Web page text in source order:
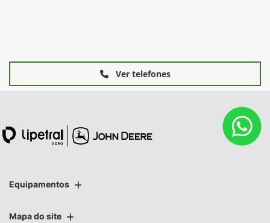
Ver telefones
Equipamentos
Mapa do site